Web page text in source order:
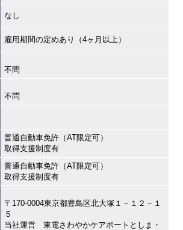
なし
雇用期間の定めあり（4ヶ月以上）
不問
不問
普通自動車免許（AT限定可）
取得支援制度有
普通自動車免許（AT限定可）
取得支援制度有
〒170-0004東京都豊島区北大塚１－１２－１
５
当社運営 東電さわやかケアポートとしま・